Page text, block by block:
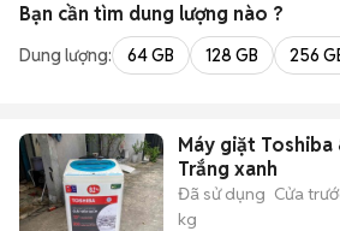
Bạn cần tìm dung lượng nào ?
Dung lượng: 64 GB 128 GB 256
Máy giặt Toshiba
Trắng xanh
Đã sử dụng Cửa
kg